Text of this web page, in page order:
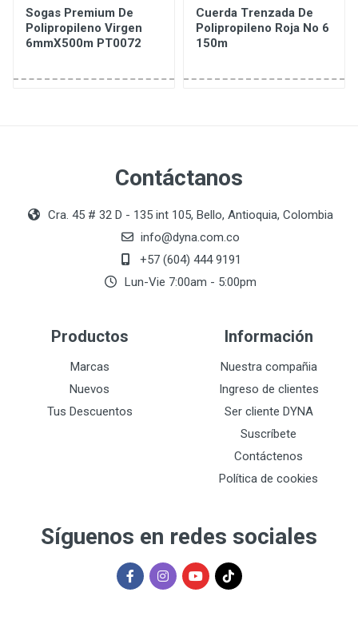
Sogas Premium De
Polipropileno Virgen
6mmX500m PT0072
Cuerda Trenzada De
Polipropileno Roja No 6
150m
Contáctanos
Cra. 45 # 32 D - 135 int 105, Bello, Antioquia, Colombia
info@dyna.com.co
+57 (604) 444 9191
Lun-Vie 7:00am - 5:00pm
Productos
Marcas
Nuevos
Tus Descuentos
Información
Nuestra compañia
Ingreso de clientes
Ser cliente DYNA
Suscríbete
Contáctenos
Política de cookies
Síguenos en redes sociales